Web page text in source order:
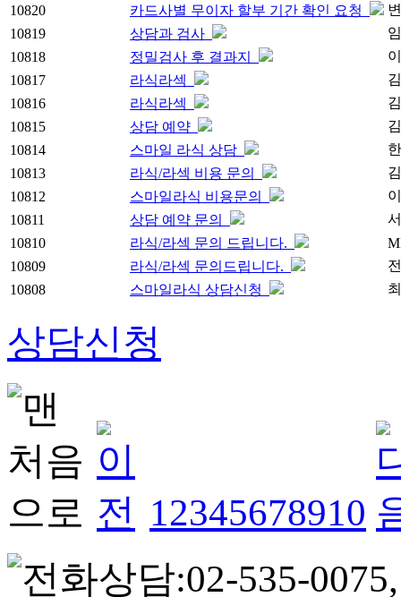
10820
카드사별 무이자 할부 기간 확인 요청
10819
상담과 검사
10818
정밀검사 후 결과지
10817
라식라섹
10816
라식라섹
10815
상담 예약
10814
스마일 라식 상담
10813
라식/라섹 비용 문의
10812
스마일라식 비용문의
10811
상담 예약 문의
10810
라식/라섹 문의 드립니다.
10809
라식/라섹 문의드립니다.
10808
스마일라식 상담신청
상담신청
12345678910